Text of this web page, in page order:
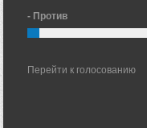
- Против
Перейти к голосованию